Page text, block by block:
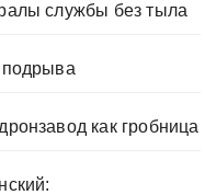
службы без тыла
подрыва
как гробница